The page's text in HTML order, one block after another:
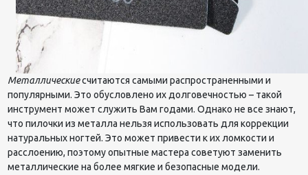
Металлическиесчитаются самыми распространенными и
популярными. Это обусловлено их долговечностью – такой
инструмент может служить Вам годами. Однако не все знают,
что пилочки из металла нельзя использовать для коррекции
натуральных ногтей. Это может привести к их ломкости и
расслоению, поэтому опытные мастера советуют заменить
металлические на более мягкие и безопасные модели.